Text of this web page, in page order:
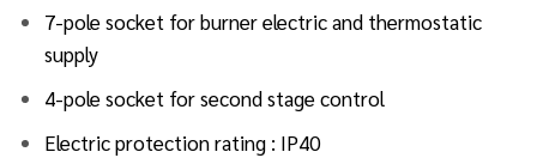
7-pole socket for burner electric and thermostatic
supply
4-pole socket for second stage control
Electric protection rating : IP40